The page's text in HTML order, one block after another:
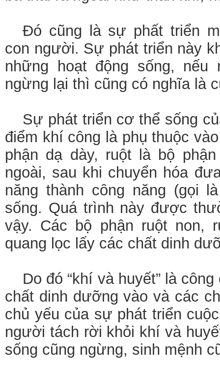
Đó cũng là sự phất triển
con người. Sự phát triển này
những hoạt động sống, nếu
ngừng lại thì cũng có nghĩa là
Sự phát triển cơ thể sống
điểm khí công là phụ thuộc
phận dạ dày, ruột là bộ
ngoài, sau khi chuyển hóa
năng thành công năng (gọi
sống. Quá trình này được
vậy. Các bộ phận ruột non,
quang lọc lấy các chất dinh
Do đó “khí và huyết” là
chất dinh dưỡng vào và các
chủ yếu của sự phát triển
người tách rời khỏi khí và
sống cũng ngừng, sinh mệnh